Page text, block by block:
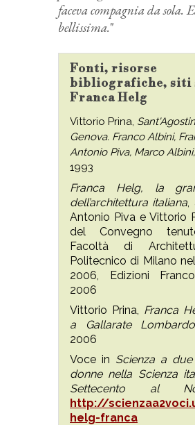
faceva compagnia da sola.
bellissima."
Fonti, risorse
bibliografiche, siti
Franca Helg
Vittorio Prina,
Genova. Franco Albini,
Antonio Piva, Marco Albini,
1993
Franca Helg, la
dell’architettura italiana
Antonio Piva e Vittorio
del Convegno
Facoltà di
Politecnico di Milano
2006, Edizioni
2006
Vittorio Prina, Franca
a Gallarate Lombardo
2006
Voce in Scienza a
donne nella Scienza
Settecento al
http://
helg-franca